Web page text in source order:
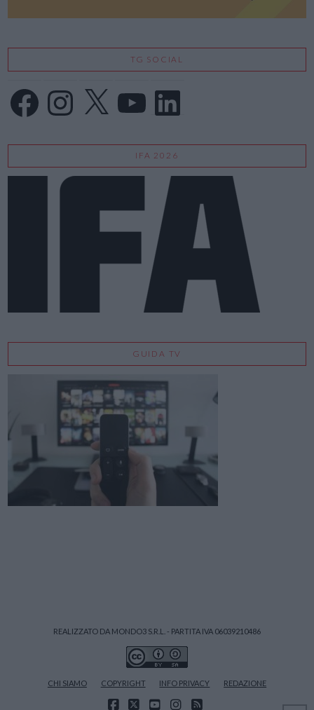
TG SOCIAL
FacebookInstagram
X LinkedIn
IFA 2026
GUIDA TV
REALIZZATO DA MONDO3 S.R.L. - PARTITA IVA 06039210486
CHI SIAMO COPYRIGHT INFO PRIVACY REDAZIONE